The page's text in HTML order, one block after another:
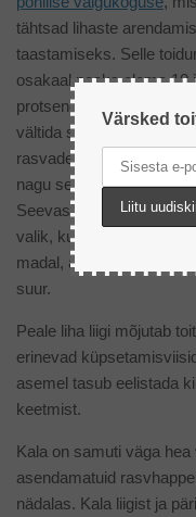
tähtsad lihaste
taastamiseks. Selle
osakaal peaks olema 10
protsendi vahel. Siin on
vältida suure küllastunud
rasvade sisaldusega
nagu sealiha, liigtarbimist.
Seevastu kana on väga
valik, kus rasva osakaal
madal, aga valkude
suur.
Peale liha liigi mõjutab
erinevad
asemel tasub eelistada
keetmist.
Kala on samuti väga
asendamatuid
nädalas. Kala liigist ja
Värsked